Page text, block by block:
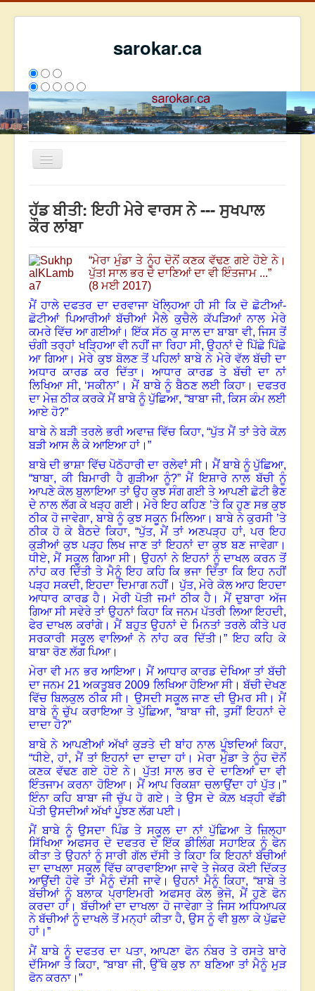
sarokar.ca
Toggle
ਰਚਨਾਵਾਂ
ਸੰਪਰਕ
We have 213 guests and no members online
2799705
ਇਸ ਹਫਤੇ27139 ਇਸ ਮਹੀਨੇ35930
ਹੱਡ ਬੀਤੀ: ਇਹੀ ਮੇਰੇ ਵਾਰਸ ਨੇ --- ਸੁਖਪਾਲ
ਕੌਰ ਲਾਂਬਾ
“ਮੇਰਾ ਮੁੰਡਾ ਤੇ ਨੂੰਹ ਦੋਨੋਂ ਕਣਕ ਵੱਢਣ ਗਏ ਹੋਏ ਨੇ।
ਪੁੱਤ! ਸਾਲ ਭਰ ਦੇ ਦਾਣਿਆਂ ਦਾ ਵੀ ਇੰਤਜਾਮ ...”
(8 ਮਈ 2017)
ਮੈਂ ਹਾਲੇ ਦਫਤਰ ਦਾ ਦਰਵਾਜਾ ਖੋਲ੍ਹਿਆ ਹੀ ਸੀ ਕਿ ਦੋ ਛੋਟੀਆਂ-
ਛੋਟੀਆਂ ਪਿਆਰੀਆਂ ਬੱਚੀਆਂ ਮੈਲੇ ਕੁਚੈਲੇ ਕੱਪੜਿਆਂ ਨਾਲ ਮੇਰੇ
ਕਮਰੇ ਵਿੱਚ ਆ ਗਈਆਂ। ਇੱਕਸੱਠ ਕੁ ਸਾਲ ਦਾ ਬਾਬਾ ਵੀ, ਜਿਸ ਤੋਂ
ਚੰਗੀ ਤਰ੍ਹਾਂ ਖੜ੍ਹਿਆ ਵੀ ਨਹੀਂ ਜਾ ਰਿਹਾ ਸੀ, ਉਹਨਾਂ ਦੇ ਪਿੱਛੇ ਪਿੱਛੇ
ਆ ਗਿਆ। ਮੇਰੇ ਕੁਝ ਬੋਲਣ ਤੋਂ ਪਹਿਲਾਂ ਬਾਬੇ ਨੇ ਮੇਰੇ ਵੱਲ ਬੱਚੀ ਦਾ
ਅਧਾਰ ਕਾਰਡ ਕਰ ਦਿੱਤਾ। ਆਧਾਰ ਕਾਰਡ ਤੇ ਬੱਚੀ ਦਾ ਨਾਂ
ਲਿਖਿਆ ਸੀ, ‘ਸਕੀਨਾ’ । ਮੈਂ ਬਾਬੇ ਨੂੰ ਬੈਠਣ ਲਈ ਕਿਹਾ। ਦਫਤਰ
ਦਾ ਮੇਜ਼ ਠੀਕ ਕਰਕੇ ਮੈਂ ਬਾਬੇ ਨੂੰ ਪੁੱਛਿਆ, “ਬਾਬਾ ਜੀ, ਕਿਸ ਕੰਮ ਲਈ
ਆਏ ਹੋ?”
ਬਾਬੇ ਨੇ ਬੜੀ ਤਰਲੇ ਭਰੀ ਅਵਾਜ਼ ਵਿੱਚ ਕਿਹਾ, “ਪੁੱਤ ਮੈਂ ਤਾਂ ਤੇਰੇ ਕੋਲ਼
ਬੜੀ ਆਸ ਲੈ ਕੇ ਆਇਆ ਹਾਂ।”
ਬਾਬੇ ਦੀ ਭਾਸ਼ਾ ਵਿੱਚ ਪੋਠੋਹਾਰੀ ਦਾ ਰਲੇਵਾਂ ਸੀ। ਮੈਂ ਬਾਬੇ ਨੂੰ ਪੁੱਛਿਆ,
“ਬਾਬਾ, ਕੀ ਬਿਮਾਰੀ ਹੈ ਗੁੜੀਆ ਨੂੰ?” ਮੈਂ ਇਸ਼ਾਰੇ ਨਾਲ ਬੱਚੀ ਨੂੰ
ਆਪਣੇ ਕੋਲ ਬੁਲਾਇਆ ਤਾਂ ਉਹ ਕੁਝ ਸੰਗ ਗਈ ਤੇ ਆਪਣੀ ਛੋਟੀ ਭੈਣ
ਦੇ ਨਾਲ ਲੱਗ ਕੇ ਖੜ੍ਹ ਗਈ। ਮੇਰੇ ਇਹ ਕਹਿਣ ’ਤੇ ਕਿ ਹੁਣ ਸਭ ਕੁਝ
ਠੀਕ ਹੋ ਜਾਵੇਗਾ, ਬਾਬੇ ਨੂੰ ਕੁਝ ਸਕੂਨ ਮਿਲਿਆ। ਬਾਬੇ ਨੇ ਕੁਰਸੀ ’ਤੇ
ਠੀਕ ਹੋ ਕੇ ਬੈਠਦੇ ਕਿਹਾ, “ਪੁੱਤ, ਮੈਂ ਤਾਂ ਅਣਪੜ੍ਹ ਹਾਂ, ਪਰ ਇਹ
ਕੁੜੀਆਂ ਕੁਝ ਪੜ੍ਹ ਲਿਖ ਜਾਣ ਤਾਂ ਇਹਨਾਂ ਦਾ ਕੁਝ ਬਣ ਜਾਵੇਗਾ।
ਧੀਏ, ਮੈਂ ਸਕੂਲ ਗਿਆ ਸੀ। ਉਹਨਾਂ ਨੇ ਇਹਨਾਂ ਨੂੰ ਦਾਖਲ ਕਰਨ ਤੋਂ
ਨਾਂਹ ਕਰ ਦਿੱਤੀ ਤੇ ਮੈਨੂੰ ਇਹ ਕਹਿ ਕਿ ਭਜਾ ਦਿੱਤਾ ਕਿ ਇਹ ਨਹੀਂ
ਪੜ੍ਹ ਸਕਦੀ, ਇਹਦਾ ਦਿਮਾਗ ਨਹੀਂ। ਪੁੱਤ, ਮੇਰੇ ਕੋਲ ਆਹ ਇਹਦਾ
ਆਧਾਰ ਕਾਰਡ ਹੈ ।
ਮੇਰੀ ਪੋਤੀ ਜਮਾਂ ਠੀਕ ਹੈ। ਮੈਂ ਦੁਬਾਰਾ ਅੱਜ
ਗਿਆ ਸੀ ਸਵੇਰੇ ਤਾਂ ਉਹਨਾਂ ਕਿਹਾ ਕਿ ਜਨਮ ਪੱਤਰੀ ਲਿਆ ਇਹਦੀ,
ਫੇਰ ਦਾਖਲ ਕਰਾਂਗੇ। ਮੈਂ ਬਹੁਤ ਉਹਨਾਂ ਦੇ ਮਿਨਤਾਂ ਤਰਲੇ ਕੀਤੇ ਪਰ
ਸਰਕਾਰੀ ਸਕੂਲ ਵਾਲਿਆਂ ਨੇ ਨਾਂਹ ਕਰ ਦਿੱਤੀ।” ਇਹ ਕਹਿ ਕੇ
ਬਾਬਾ ਰੋਣ ਲੱਗ ਪਿਆ।
ਮੇਰਾ ਵੀ ਮਨ ਭਰ ਆਇਆ। ਮੈਂ ਆਧਾਰ ਕਾਰਡ ਦੇਖਿਆ ਤਾਂ ਬੱਚੀ
ਦਾ ਜਨਮ 21 ਅਕਤੂਬਰ 2009 ਲਿਖਿਆ ਹੋਇਆ ਸੀ। ਬੱਚੀ ਦੇਖਣ
ਵਿੱਚ ਬਿਲਕੁਲ ਠੀਕ ਸੀ। ਉਸਦੀ ਸਕੂਲ ਜਾਣ ਦੀ ਉਮਰ ਸੀ। ਮੈਂ
ਬਾਬੇ ਨੂੰ ਚੁੱਪ ਕਰਾਇਆ ਤੇ ਪੁੱਛਿਆ, “ਬਾਬਾ ਜੀ, ਤੁਸੀਂ ਇਹਨਾਂ ਦੇ
ਦਾਦਾ ਹੋ?”
ਬਾਬੇ ਨੇ ਆਪਣੀਆਂ ਅੱਖਾਂ ਕੁੜਤੇ ਦੀ ਬਾਂਹ ਨਾਲ ਪੂੰਝਦਿਆਂ ਕਿਹਾ,
“ਧੀਏ, ਹਾਂ, ਮੈਂ ਤਾਂ ਇਹਨਾਂ ਦਾ ਦਾਦਾ ਹਾਂ। ਮੇਰਾ ਮੁੰਡਾ ਤੇ ਨੂੰਹ ਦੋਨੋਂ
ਕਣਕ ਵੱਢਣ ਗਏ ਹੋਏ ਨੇ। ਪੁੱਤ! ਸਾਲ ਭਰ ਦੇ ਦਾਣਿਆਂ ਦਾ ਵੀ
ਇੰਤਜਾਮ ਕਰਨਾ ਹੋਇਆ। ਮੈਂ ਆਪ ਰਿਕਸ਼ਾ ਚਲਾਉਂਦਾ ਹਾਂ ਪੁੱਤ।”
ਇੰਨਾ ਕਹਿ ਬਾਬਾ ਜੀ ਚੁੱਪ ਹੋ ਗਏ। ਤੇ ਉਸ ਦੇ ਕੋਲ਼ ਖੜ੍ਹੀ ਵੱਡੀ
ਪੋਤੀ ਉਸਦੀਆਂ ਅੱਖਾਂ ਪੂੰਝਣ ਲੱਗ ਪਈ।
ਮੈਂ ਬਾਬੇ ਨੂੰ ਉਸਦਾ ਪਿੰਡ ਤੇ ਸਕੂਲ ਦਾ ਨਾਂ ਪੁੱਛਿਆ ਤੇ ਜ਼ਿਲ੍ਹਾ
ਸਿੱਖਿਆ ਅਫਸਰ ਦੇ ਦਫਤਰ ਦੇ ਇੱਕ ਡੀਲਿੰਗ ਸਹਾਇਕ ਨੂੰ ਫੋਨ
ਕੀਤਾ ਤੇ ਉਹਨਾਂ ਨੂੰ ਸਾਰੀ ਗੱਲ ਦੱਸੀ ਤੇ ਕਿਹਾ ਕਿ ਇਹਨਾਂ ਬੱਚੀਆਂ
ਦਾ ਦਾਖਲਾ ਸਕੂਲ ਵਿੱਚ ਕਾਰਵਾਇਆ ਜਾਵੇ ਤੇ ਜੇਕਰ ਕੋਈ ਦਿੱਕਤ
ਆਉਂਦੀ ਹੋਵੇ ਤਾਂ ਮੈਨੂੰ ਦੱਸੀ ਜਾਵੇ। ਉਹਨਾਂ ਮੈਨੂੰ ਕਿਹਾ, “ਬਾਬੇ ਤੇ
ਬੱਚੀਆਂ ਨੂੰ ਬਲਾਕ ਪ੍ਰਾਇਮਰੀ ਅਫਸਰ ਕੋਲ ਭੇਜੋ, ਮੈਂ ਹੁਣੇ ਫੋਨ
ਕਰਦਾ ਹਾਂ। ਬੱਚੀਆਂ ਦਾ ਦਾਖਲਾ ਹੋ ਜਾਵੇਗਾ ਤੇ ਜਿਸ ਅਧਿਆਪਕ
ਨੇ ਬੱਚੀਆਂ ਨੂੰ ਦਾਖਲੇ ਤੋਂ ਮਨ੍ਹਾਂ ਕੀਤਾ ਹੈ, ਉਸ ਨੂੰ ਵੀ ਬੁਲਾ ਕੇ ਪੁੱਛਦੇ
ਹਾਂ।”
ਮੈਂ ਬਾਬੇ ਨੂੰ ਦਫਤਰ ਦਾ ਪਤਾ,ਆਪਣਾ ਫੋਨ ਨੰਬਰ ਤੇ ਰਸਤੇ ਬਾਰੇ
ਦੱਸਿਆ ਤੇ ਕਿਹਾ, “ਬਾਬਾ ਜੀ, ਉੱਥੇ ਕੁਝ ਨਾ ਬਣਿਆ ਤਾਂ ਮੈਨੂੰ ਮੁੜ
ਫੋਨ ਕਰਨਾ।”